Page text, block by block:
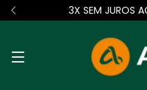
3X SEM JUROS